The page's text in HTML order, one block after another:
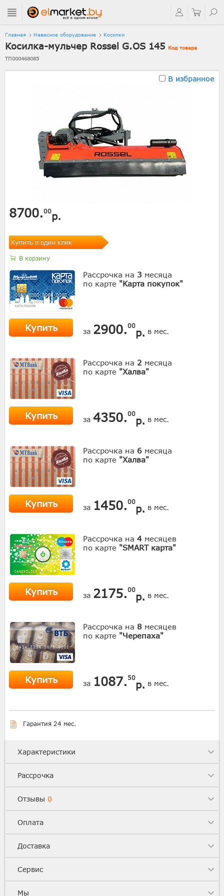
Главная Навесное оборудование Косилки
Косилка-мульчер Rossel G.OS 145 Код товара
ТП000468085
В избранное
8700.00р.
Купить в один клик
В корзину
Рассрочка на 3 месяца
по карте "Карта покупок"
Купить за 2900.00
р. в мес.
Рассрочка на 2 месяца
по карте "Халва"
Купить за 4350.00
р. в мес.
Рассрочка на 6 месяца
по карте "Халва"
Купить за 1450.00
р. в мес.
Рассрочка на 4 месяцев
по карте "SMART карта"
Купить за 2175.00
р. в мес.
Рассрочка на 8 месяцев
по карте "Черепаха"
Купить за 1087. 50
р. в мес.
Гарантия 24 мес.
Характеристики
Рассрочка
Отзывы 0
Оплата
Доставка
Сервис
Мы